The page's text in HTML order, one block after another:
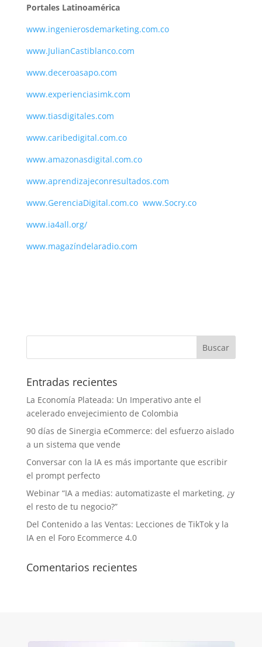
Portales Latinoamérica
www.ingenierosdemarketing.com.co
www.JulianCastiblanco.com
www.deceroasapo.com
www.experienciasimk.com
www.tiasdigitales.com
www.caribedigital.com.co
www.amazonasdigital.com.co
www.aprendizajeconresultados.com
www.GerenciaDigital.com.co www.Socry.co
www.ia4all.org/
www.magazíndelaradio.com
Entradas recientes
La Economía Plateada: Un Imperativo ante el
acelerado envejecimiento de Colombia
90 días de Sinergia eCommerce: del esfuerzo aislado
a un sistema que vende
Conversar con la IA es más importante que escribir
el prompt perfecto
Webinar “IA a medias: automatizaste el marketing, ¿y
el resto de tu negocio?”
Del Contenido a las Ventas: Lecciones de TikTok y la
IA en el Foro Ecommerce 4.0
Comentarios recientes